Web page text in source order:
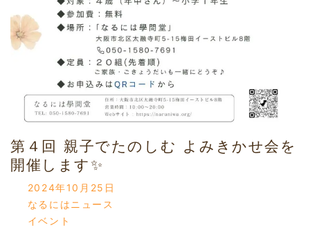
第４回 親子でたのしむ よみきかせ会を
開催します✨
2024年10月25日
なるにはニュース
イベント